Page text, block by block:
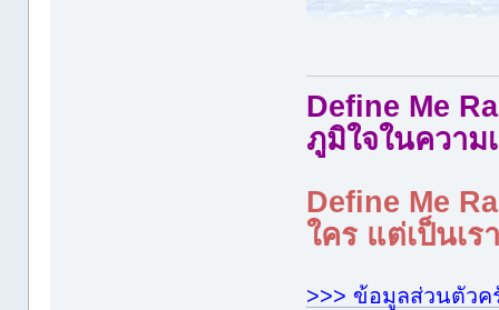
Define Me
ภูมิใจในความ
Define Me
ใคร แต่เป็นเ
>>> ข้อมูลส่วนตัวค